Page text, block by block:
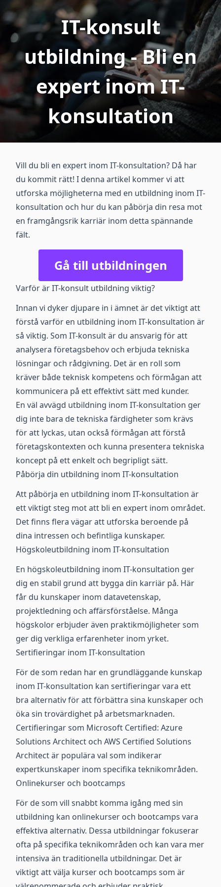
IT-konsult
utbildning - Bli en
expert inom IT-
konsultation
Vill du bli en expert inom IT-konsultation? Då har
du kommit rätt! I denna artikel kommer vi att
utforska möjligheterna med en utbildning inom IT-
konsultation och hur du kan påbörja din resa mot
en framgångsrik karriär inom detta spännande
fält.
Gå till utbildningen
Varför är IT-konsult utbildning viktig?
Innan vi dyker djupare in i ämnet är det viktigt att
förstå varför en utbildning inom IT-konsultation är
så viktig. Som IT-konsult är du ansvarig för att
analysera företagsbehov och erbjuda tekniska
lösningar och rådgivning. Det är en roll som
kräver både teknisk kompetens och förmågan att
kommunicera på ett effektivt sätt med kunder.
En väl avvägd utbildning inom IT-konsultation ger
dig inte bara de tekniska färdigheter som krävs
för att lyckas, utan också förmågan att förstå
företagskontexten och kunna presentera tekniska
koncept på ett enkelt och begripligt sätt.
Påbörja din utbildning inom IT-konsultation
Att påbörja en utbildning inom IT-konsultation är
ett viktigt steg mot att bli en expert inom området.
Det finns flera vägar att utforska beroende på
dina intressen och befintliga kunskaper.
Högskoleutbildning inom IT-konsultation
En högskoleutbildning inom IT-konsultation ger
dig en stabil grund att bygga din karriär på. Här
får du kunskaper inom datavetenskap,
projektledning och affärsförståelse. Många
högskolor erbjuder även praktikmöjligheter som
ger dig verkliga erfarenheter inom yrket.
Sertifieringar inom IT-konsultation
För de som redan har en grundläggande kunskap
inom IT-konsultation kan sertifieringar vara ett
bra alternativ för att förbättra sina kunskaper och
öka sin trovärdighet på arbetsmarknaden.
Certifieringar som Microsoft Certified: Azure
Solutions Architect och AWS Certified Solutions
Architect är populära val som indikerar
expertkunskaper inom specifika teknikområden.
Onlinekurser och bootcamps
För de som vill snabbt komma igång med sin
utbildning kan onlinekurser och bootcamps vara
effektiva alternativ. Dessa utbildningar fokuserar
ofta på specifika teknikområden och kan vara mer
intensiva än traditionella utbildningar. Det är
viktigt att välja kurser och bootcamps som är